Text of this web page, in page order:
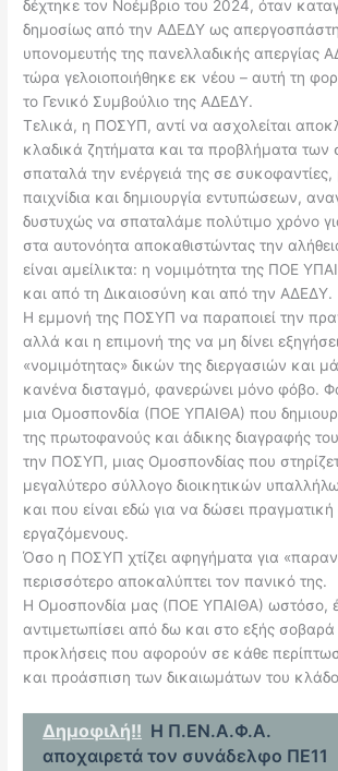
δέχτηκε τον Νοέμβριο του 2024, όταν
δημοσίως από την ΑΔΕΔΥ ως
υπονομευτής της πανελλαδικής απεργίας
τώρα γελοιοποιήθηκε εκ νέου – αυτή τη
το Γενικό Συμβούλιο της ΑΔΕΔΥ.
Τελικά, η ΠΟΣΥΠ, αντί να ασχολείται
κλαδικά ζητήματα και τα προβλήματα
σπαταλά την ενέργειά της σε συκοφαντίες,
παιχνίδια και δημιουργία εντυπώσεων,
δυστυχώς να σπαταλάμε πολύτιμο χρόνο
στα αυτονόητα αποκαθιστώντας την
είναι αμείλικτα: η νομιμότητα της ΠΟΕ
και από τη Δικαιοσύνη και από την ΑΔΕΔΥ.
Η εμμονή της ΠΟΣΥΠ να παραποιεί την
αλλά και η επιμονή της να μη δίνει
«νομιμότητας» δικών της διεργασιών και
κανένα δισταγμό, φανερώνει μόνο φόβο.
μια Ομοσπονδία (ΠΟΕ ΥΠΑΙΘΑ) που
της πρωτοφανούς και άδικης διαγραφής
την ΠΟΣΥΠ, μιας Ομοσπονδίας που
μεγαλύτερο σύλλογο διοικητικών
και που είναι εδώ για να δώσει
εργαζόμενους.
Όσο η ΠΟΣΥΠ χτίζει αφηγήματα για
περισσότερο αποκαλύπτει τον πανικό της.
Η Ομοσπονδία μας (ΠΟΕ ΥΠΑΙΘΑ) ωστόσο,
αντιμετωπίσει από δω και στο εξής
προκλήσεις που αφορούν σε κάθε
και προάσπιση των δικαιωμάτων του
Δημοφιλή!! Η Π.ΕΝ.Α.Φ.Α.
αποχαιρετά τον συνάδελφο ΠΕ11